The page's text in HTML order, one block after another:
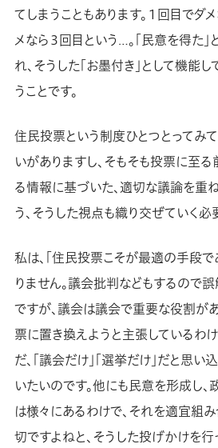
てしまうこともあります。１回目でダ
メなら３回目という…。「民意を得た
れ、そうした「お墨付き」として機能
うことです。
住民投票という制度ひとつとってみ
いがありますし、そもそも投票に至る
る情報に基づいた、適切な議論を重
う、そうした視点も織り交ぜていく必
私は、「住民投票こそが最適の手段で
りません。議会批判などもするので
ですが、議会は議会で重要な役割が
票に置き換えようと主張しているわ
だ、「議会だけ」「選挙だけ」だと思
いたいのです。他にも民意を形成し
は様々にあるわけで、それを適宜組
切ですよねと、そうした投げかけを